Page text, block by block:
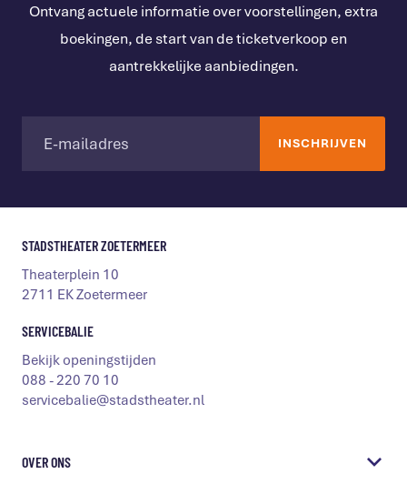
Ontvang actuele informatie over voorstellingen, extra
boekingen, de start van de ticketverkoop en
aantrekkelijke aanbiedingen.
STADSTHEATER ZOETERMEER
Theaterplein 10
2711 EK Zoetermeer
SERVICEBALIE
Bekijk openingstijden
088 - 220 70 10
servicebalie@stadstheater.nl
OVER ONS